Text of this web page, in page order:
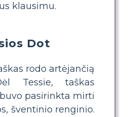
klausimu.
Dot
rodo artėjančią
Tessie, taškas
pasirinkta mirti
šventinio renginio.